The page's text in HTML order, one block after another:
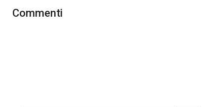
Commenti